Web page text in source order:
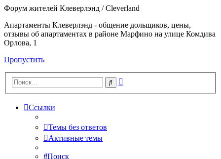
Форум жителей Клеверлэнд / Cleverland
Апартаменты Клеверлэнд - общение дольщиков, цены,
отзывы об апартаментах в районе Марфино на улице Комдива
Орлова, 1
Пропустить
Поиск
Ссылки
Темы без ответов
Активные темы
Поиск